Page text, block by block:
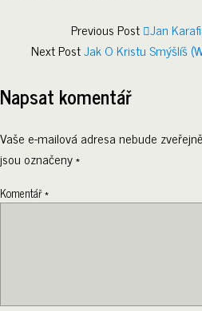
Previous Post Jan
Next PostJak O Kristu Smýšlíš
Napsat komentář
Vaše e-mailová adresa nebude
jsou označeny*
Komentář*